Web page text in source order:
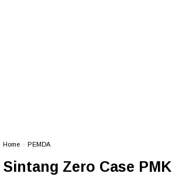
Home PEMDA
Sintang Zero Case PMK